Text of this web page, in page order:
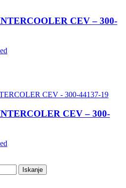
CEV – 300-
CEV – 300-
Iskanje